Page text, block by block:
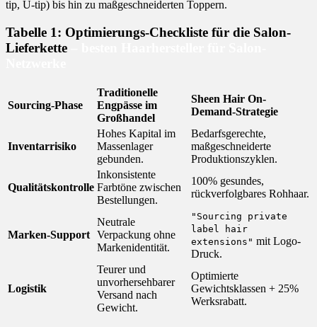
tip, U-tip) bis hin zu maßgeschneiderten Toppern.
Tabelle 1: Optimierungs-Checkliste für die Salon-
Lieferkette
Sourcing-Phase
Traditionelle
Engpässe im
Großhandel
Sheen Hair On-
Demand-Strategie
Inventarrisiko
Hohes Kapital im
Massenlager
gebunden.
Bedarfsgerechte,
maßgeschneiderte
Produktionszyklen.
Qualitätskontrolle
Inkonsistente
Farbtöne zwischen
Bestellungen.
100% gesundes,
rückverfolgbares Rohhaar.
Marken-Support
Neutrale
Verpackung ohne
Markenidentität.
"Sourcing private
label hair
extensions" mit Logo-
Druck.
Logistik
Teurer und
unvorhersehbarer
Versand nach
Gewicht.
Optimierte
Gewichtsklassen + 25%
Werksrabatt.